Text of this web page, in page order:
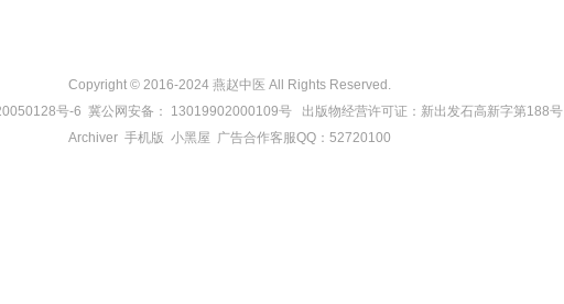
Copyright © 2016-2024 燕赵中医 All Rights Reserved.
号-6 冀公网安备： 13019902000109号
出版物经营许可证：新出发石高新字第188号
Archiver 手机版 小黑屋 广告合作客服QQ：52720100